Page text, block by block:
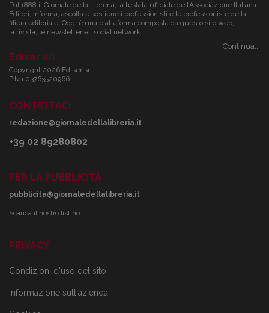
Dal 1888 il Giornale della Libreria, la testata ufficiale dell’Associazione Italiana
Editori, informa, ascolta e sostiene i professionisti e le professioniste della
filiera editoriale. Oggi è una piattaforma composta da questo sito web,
la rivista, le newsletter e i social network.
Continua...
Ediser srl
Copyright 2026 Ediser srl
P.Iva 03763520966
CONTATTACI
redazione@giornaledellalibreria.it
+39 02 89280802
PER LA PUBBLICITÀ
pubblicita@giornaledellalibreria.it
Scarica il nostro listino
PRIVACY
Condizioni d'uso del sito
Informazione sull'azienda